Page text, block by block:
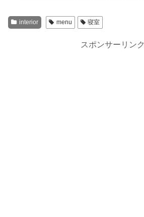
interior menu 寝室
スポンサーリンク